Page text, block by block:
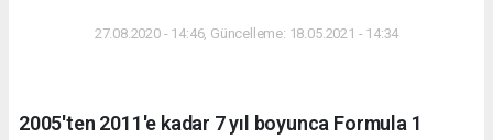
27.08.2020 - 14:46, Güncelleme: 18.05.2021 - 14:34
2005'ten 2011'e kadar 7 yıl boyunca Formula 1